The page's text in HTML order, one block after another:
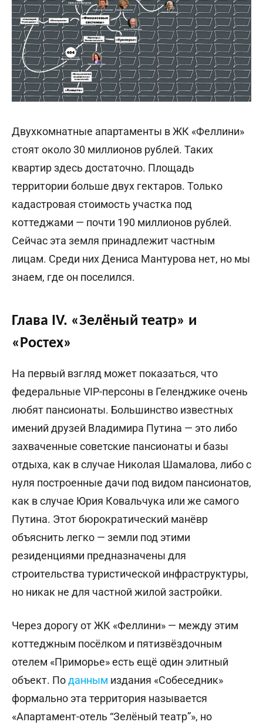
Двухкомнатные апартаменты в ЖК «Феллини»
стоят около 30 миллионов рублей. Таких
квартир здесь достаточно. Площадь
территории больше двух гектаров. Только
кадастровая стоимость участка под
коттеджами — почти 190 миллионов рублей.
Сейчас эта земля принадлежит частным
лицам. Среди них Дениса Мантурова нет, но мы
знаем, где он поселился.
Глава IV. «Зелёный театр» и
«Ростех»
На первый взгляд может показаться, что
федеральные VIP-персоны в Геленджике очень
любят пансионаты. Большинство известных
имений друзей Владимира Путина — это либо
захваченные советские пансионаты и базы
отдыха, как в случае Николая Шамалова, либо с
нуля построенные дачи под видом пансионатов,
как в случае Юрия Ковальчука или же самого
Путина. Этот бюрократический манёвр
объяснить легко — земли под этими
резиденциями предназначены для
строительства туристической инфраструктуры,
но никак не для частной жилой застройки.
Через дорогу от ЖК «Феллини» — между этим
коттеджным посёлком и пятизвёздочным
отелем «Приморье» есть ещё один элитный
объект. Поданным издания «Собеседник»
формально эта территория называется
«Апартамент-отель “Зелёный театр”», но